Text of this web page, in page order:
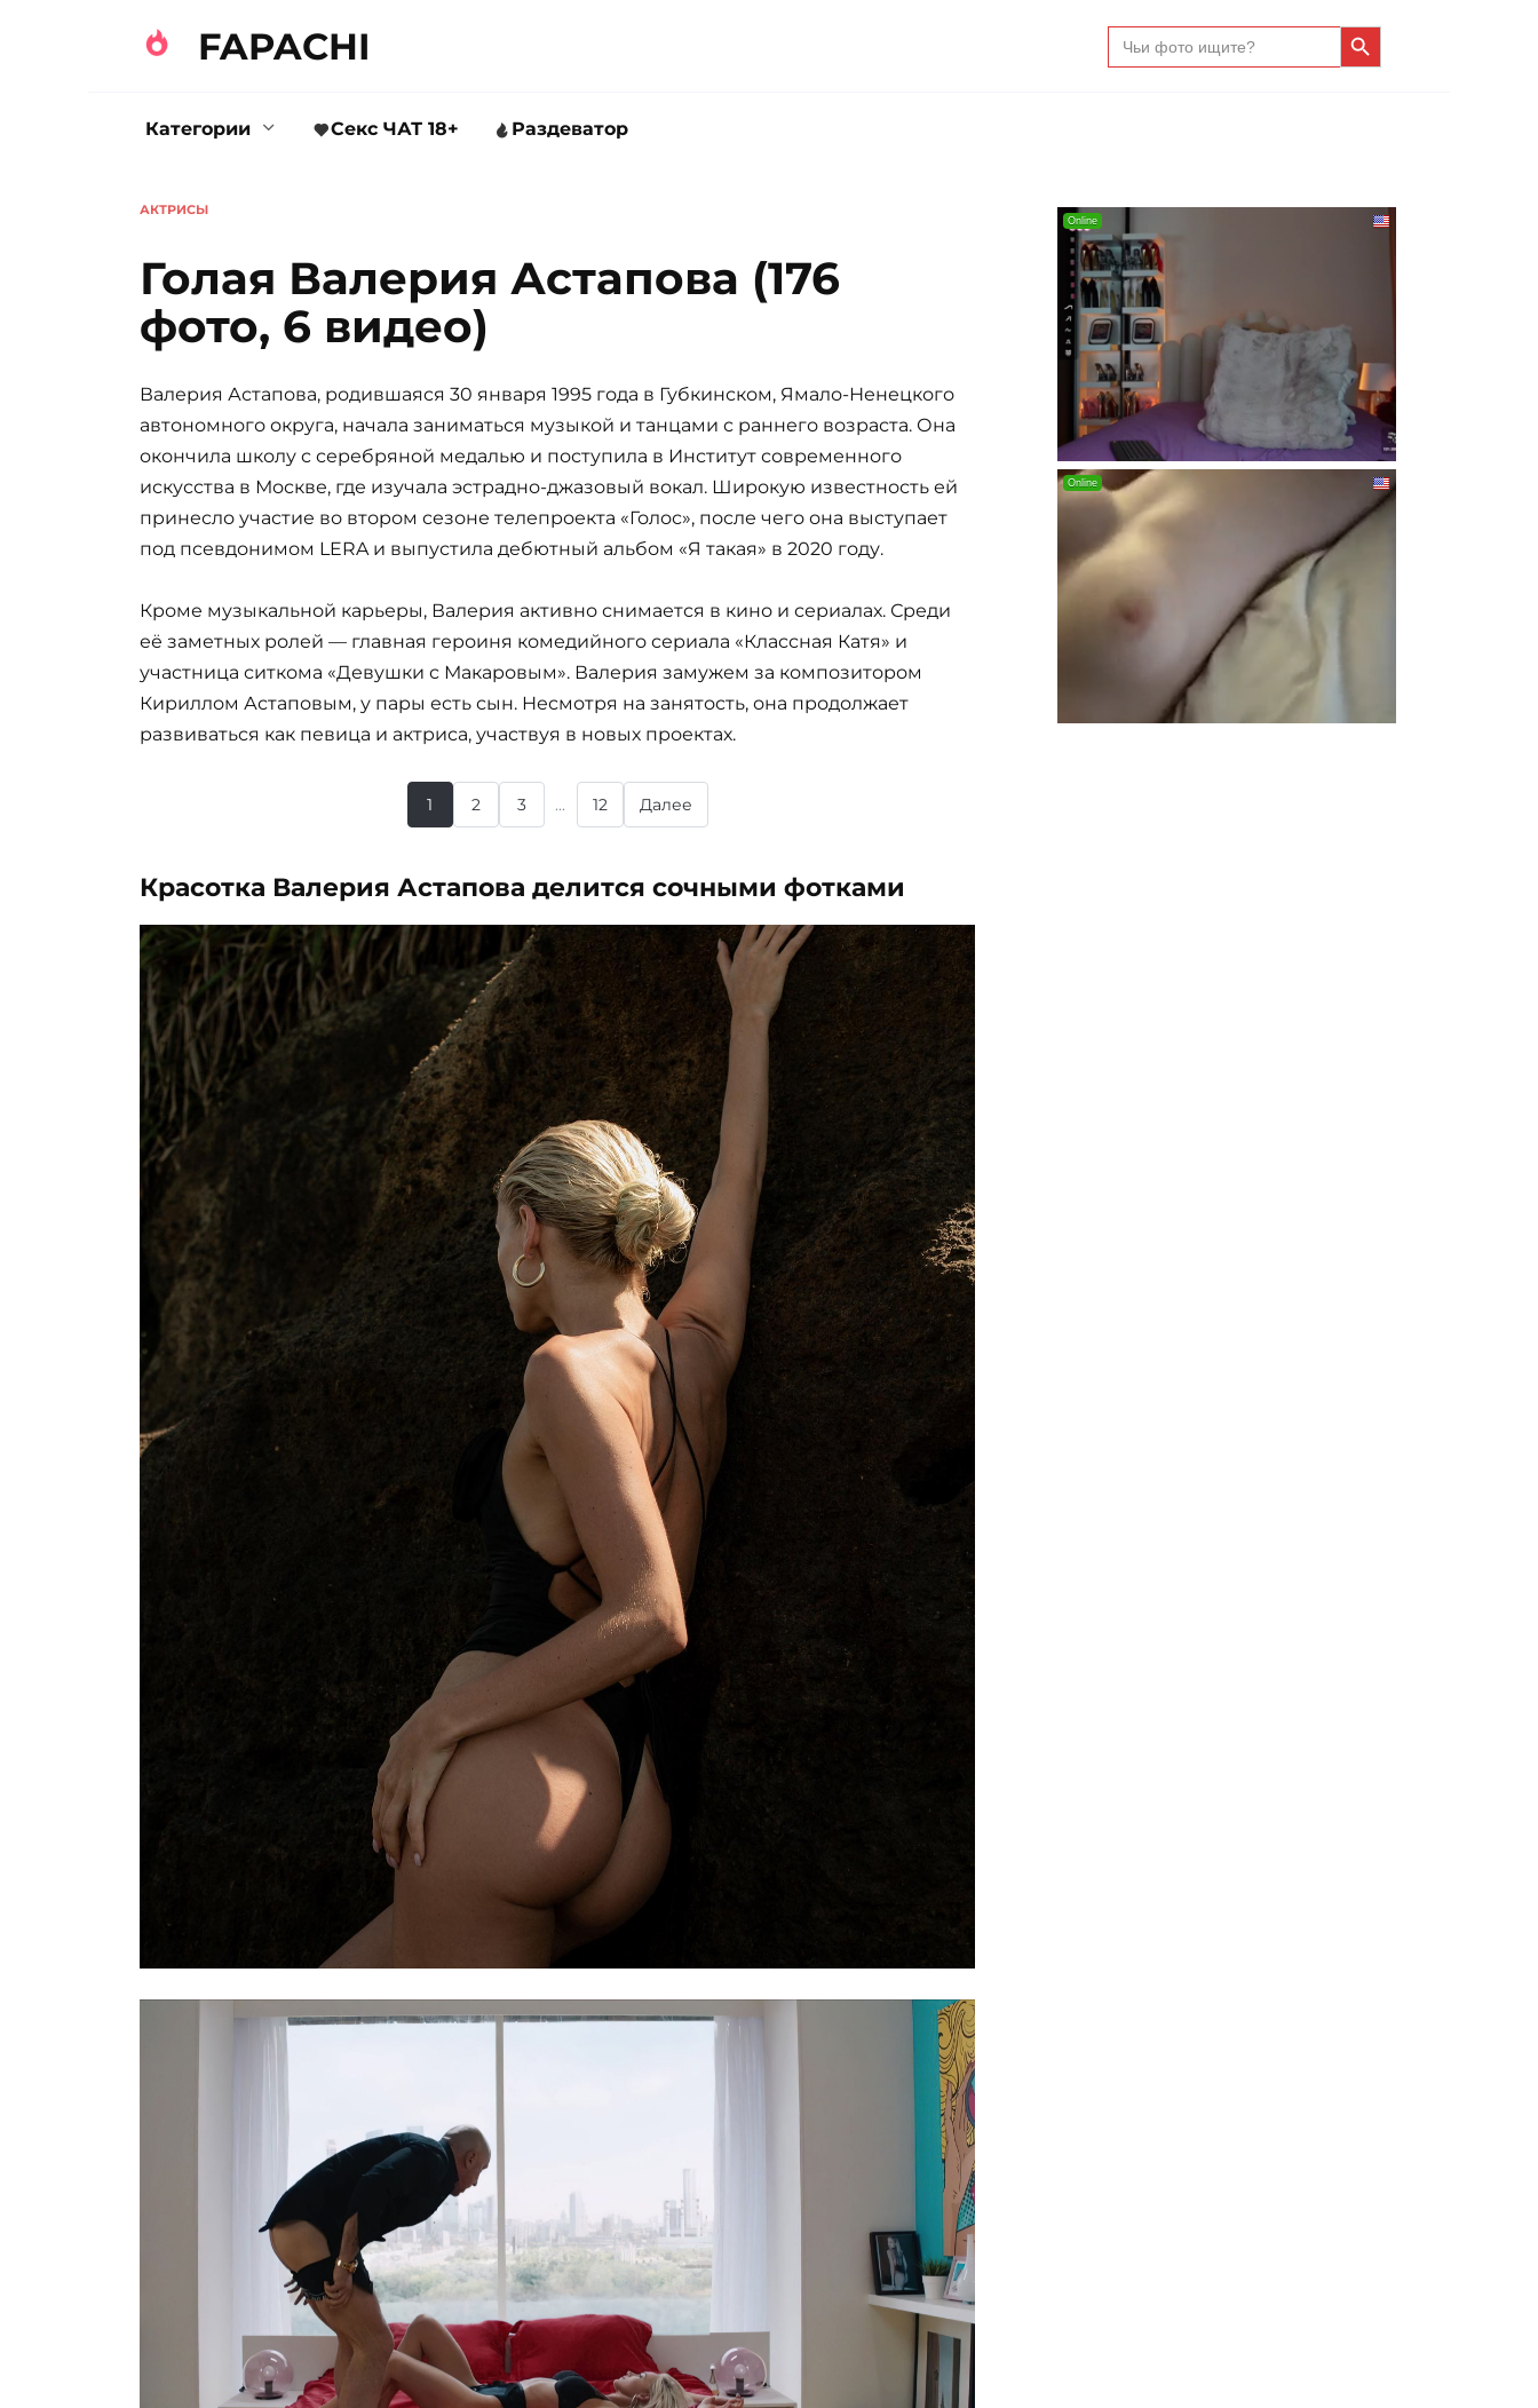
FAPACHI
Search
for:
Search Button
Категории Секс ЧАТ 18+ Раздеватор
АКТРИСЫ
Голая Валерия Астапова (176
фото, 6 видео)
Валерия Астапова, родившаяся 30 января 1995 года в Губкинском, Ямало-Ненецкого
автономного округа, начала заниматься музыкой и танцами с раннего возраста. Она
окончила школу с серебряной медалью и поступила в Институт современного
искусства в Москве, где изучала эстрадно-джазовый вокал. Широкую известность ей
принесло участие во втором сезоне телепроекта «Голос», после чего она выступает
под псевдонимом LERA и выпустила дебютный альбом «Я такая» в 2020 году.
Кроме музыкальной карьеры, Валерия активно снимается в кино и сериалах. Среди
её заметных ролей — главная героиня комедийного сериала «Классная Катя» и
участница ситкома «Девушки с Макаровым». Валерия замужем за композитором
Кириллом Астаповым, у пары есть сын. Несмотря на занятость, она продолжает
развиваться как певица и актриса, участвуя в новых проектах.
1 2 3 ... 12 Далее
Красотка Валерия Астапова делится сочными фотками